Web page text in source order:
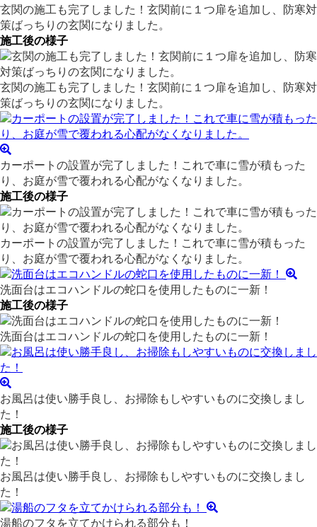
玄関の施工も完了しました！玄関前に１つ扉を追加し、防寒対
策ばっちりの玄関になりました。
施工後の様子
玄関の施工も完了しました！玄関前に１つ扉を追加し、防寒対
策ばっちりの玄関になりました。
カーポートの設置が完了しました！これで車に雪が積もった
り、お庭が雪で覆われる心配がなくなりました。
施工後の様子
カーポートの設置が完了しました！これで車に雪が積もった
り、お庭が雪で覆われる心配がなくなりました。
洗面台はエコハンドルの蛇口を使用したものに一新！
施工後の様子
洗面台はエコハンドルの蛇口を使用したものに一新！
お風呂は使い勝手良し、お掃除もしやすいものに交換しまし
た！
施工後の様子
お風呂は使い勝手良し、お掃除もしやすいものに交換しまし
た！
湯船のフタを立てかけられる部分も！